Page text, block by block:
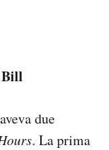
Bill
due
. La prima